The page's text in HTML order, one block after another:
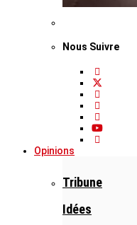
Nous Suivre
Opinions
Tribune
Idées